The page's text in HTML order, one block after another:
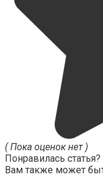
( Пока оценок нет )
Понравилась
Вам также может